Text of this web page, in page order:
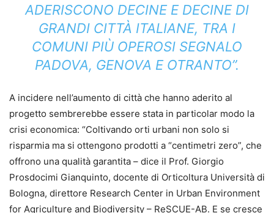
ADERISCONO DECINE E DECINE DI
GRANDI CITTÀ ITALIANE, TRA I
COMUNI PIÙ OPEROSI SEGNALO
PADOVA, GENOVA E OTRANTO”.
A incidere nell’aumento di città che hanno aderito al
progetto sembrerebbe essere stata in particolar modo la
crisi economica: “Coltivando orti urbani non solo si
risparmia ma si ottengono prodotti a “centimetri zero”, che
offrono una qualità garantita – dice il Prof. Giorgio
Prosdocimi Gianquinto, docente di Orticoltura Università di
Bologna, direttore Research Center in Urban Environment
for Agriculture and Biodiversity – ReSCUE-AB. E se cresce